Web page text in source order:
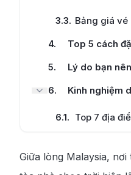
3.3. Bảng giá
4.
Top 5 cách
5.
Lý do bạn
6. Kinh nghiệm
6.1. Top 7 địa
6.3 Thời tiết lý
Giữa lòng Malaysia,